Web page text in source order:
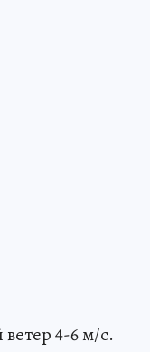
4-6 м/с.